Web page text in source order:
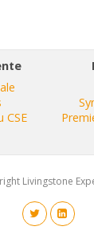
CSE
Livingstone